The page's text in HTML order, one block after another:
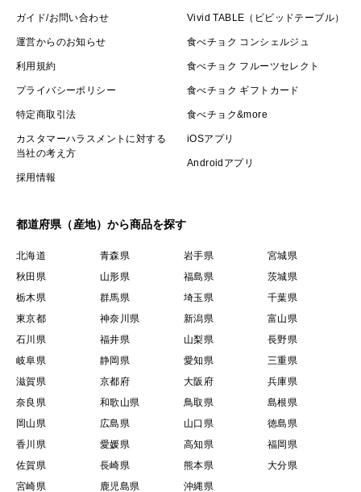
ガイド/お問い合わせ
運営からのお知らせ
利用規約
プライバシーポリシー
特定商取引法
カスタマーハラスメントに対する
当社の考え方
採用情報
Vivid TABLE（ビビッドテーブル）
食べチョク コンシェルジュ
食べチョク フルーツセレクト
食べチョク ギフトカード
食べチョク&more
iOSアプリ
Androidアプリ
都道府県（産地）から商品を探す
北海道 青森県 岩手県
宮城県
秋田県
山形県 福島県
茨城県
栃木県
群馬県 埼玉県
千葉県
東京都
神奈川県 新潟県
富山県
石川県
福井県 山梨県
長野県
岐阜県
静岡県 愛知県
三重県
滋賀県
京都府 大阪府
兵庫県
奈良県
和歌山県 鳥取県
島根県
岡山県
広島県 山口県
徳島県
香川県
愛媛県 高知県
福岡県
佐賀県
長崎県 熊本県
大分県
宮崎県
鹿児島県 沖縄県